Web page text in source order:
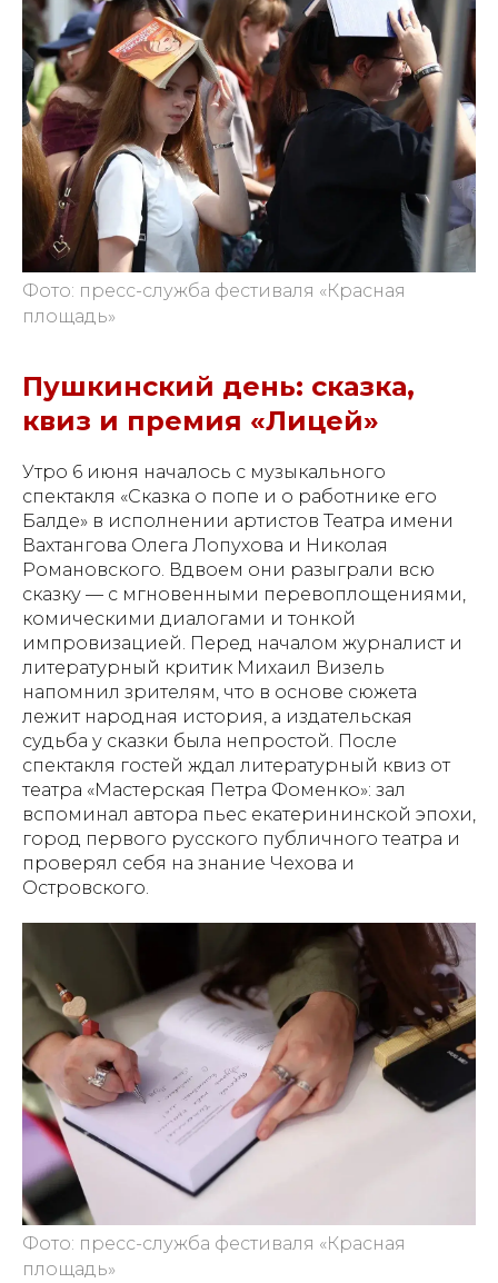
Фото: пресс-служба фестиваля «Красная
площадь»
Пушкинский день: сказка,
квиз и премия «Лицей»
Утро 6 июня началось с музыкального
спектакля «Сказка о попе и о работнике его
Балде» в исполнении артистов Театра имени
Вахтангова Олега Лопухова и Николая
Романовского. Вдвоем они разыграли всю
сказку — с мгновенными перевоплощениями,
комическими диалогами и тонкой
импровизацией. Перед началом журналист и
литературный критик Михаил Визель
напомнил зрителям, что в основе сюжета
лежит народная история, а издательская
судьба у сказки была непростой. После
спектакля гостей ждал литературный квиз от
театра «Мастерская Петра Фоменко»: зал
вспоминал автора пьес екатерининской эпохи,
город первого русского публичного театра и
проверял себя на знание Чехова и
Островского.
Фото: пресс-служба фестиваля «Красная
площадь»